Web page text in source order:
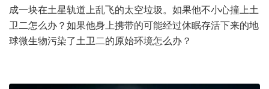
成一块在土星轨道上乱飞的太空垃圾。如果他不小心撞上土
卫二怎么办？如果他身上携带的可能经过休眠存活下来的地
球微生物污染了土卫二的原始环境怎么办？